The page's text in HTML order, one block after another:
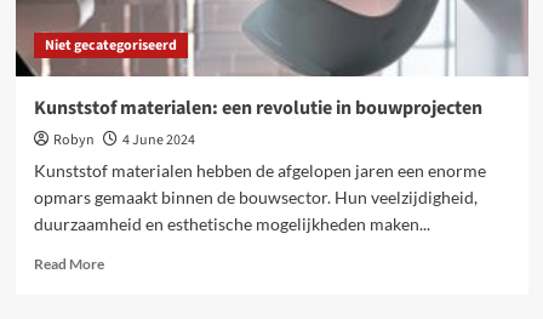
Niet gecategoriseerd
Kunststof materialen: een revolutie in bouwprojecten
Robyn
4 June 2024
Kunststof materialen hebben de afgelopen jaren een enorme
opmars gemaakt binnen de bouwsector. Hun veelzijdigheid,
duurzaamheid en esthetische mogelijkheden maken...
Read MoreRead